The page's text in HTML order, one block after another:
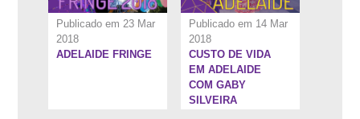
Publicado em 23 Mar
2018
ADELAIDE FRINGE
Publicado em 14 Mar
2018
CUSTO DE VIDA
EM ADELAIDE
COM GABY
SILVEIRA